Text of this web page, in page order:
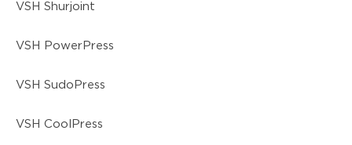
VSH Shurjoint
VSH PowerPress
VSH SudoPress
VSH CoolPress